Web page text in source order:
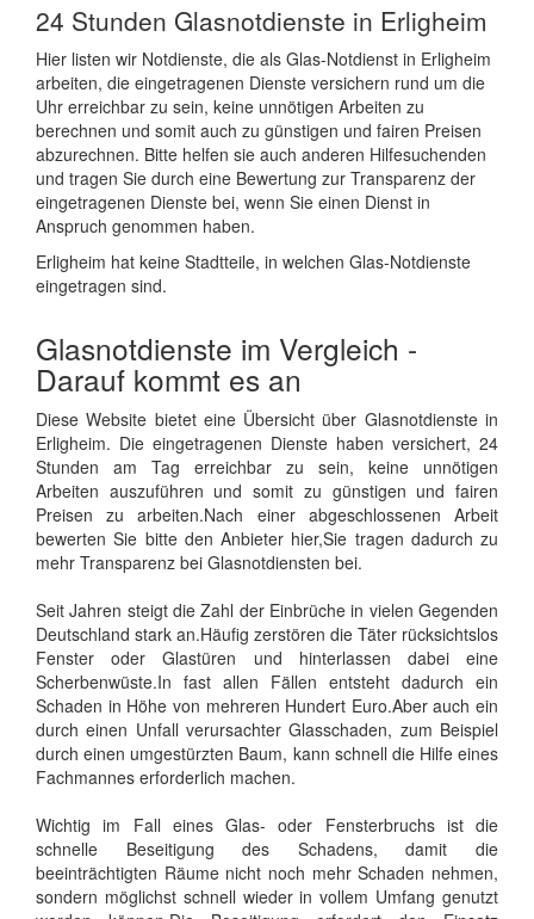
24 Stunden Glasnotdienste in Erligheim
Hier listen wir Notdienste, die als Glas-Notdienst in Erligheim
arbeiten, die eingetragenen Dienste versichern rund um die
Uhr erreichbar zu sein, keine unnötigen Arbeiten zu
berechnen und somit auch zu günstigen und fairen Preisen
abzurechnen. Bitte helfen sie auch anderen Hilfesuchenden
und tragen Sie durch eine Bewertung zur Transparenz der
eingetragenen Dienste bei, wenn Sie einen Dienst in
Anspruch genommen haben.
Erligheim hat keine Stadtteile, in welchen Glas-Notdienste
eingetragen sind.
Glasnotdienste im Vergleich -
Darauf kommt es an
Diese Website bietet eine Übersicht über Glasnotdienste in
Erligheim. Die eingetragenen Dienste haben versichert, 24
Stunden am Tag erreichbar zu sein, keine unnötigen
Arbeiten auszuführen und somit zu günstigen und fairen
Preisen zu arbeiten.Nach einer abgeschlossenen Arbeit
bewerten Sie bitte den Anbieter hier,Sie tragen dadurch zu
mehr Transparenz bei Glasnotdiensten bei.
Seit Jahren steigt die Zahl der Einbrüche in vielen Gegenden
Deutschland stark an.Häufig zerstören die Täter rücksichtslos
Fenster oder Glastüren und hinterlassen dabei eine
Scherbenwüste.In fast allen Fällen entsteht dadurch ein
Schaden in Höhe von mehreren Hundert Euro.Aber auch ein
durch einen Unfall verursachter Glasschaden, zum Beispiel
durch einen umgestürzten Baum, kann schnell die Hilfe eines
Fachmannes erforderlich machen.
Wichtig im Fall eines Glas- oder Fensterbruchs ist die
schnelle Beseitigung des Schadens, damit die
beeinträchtigten Räume nicht noch mehr Schaden nehmen,
sondern möglichst schnell wieder in vollem Umfang genutzt